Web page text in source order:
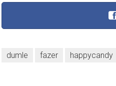
dumle fazer happycandy